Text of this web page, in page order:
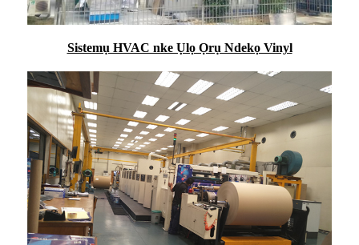
Sistemụ HVAC nke Ụlọ Ọrụ Ndekọ Vinyl